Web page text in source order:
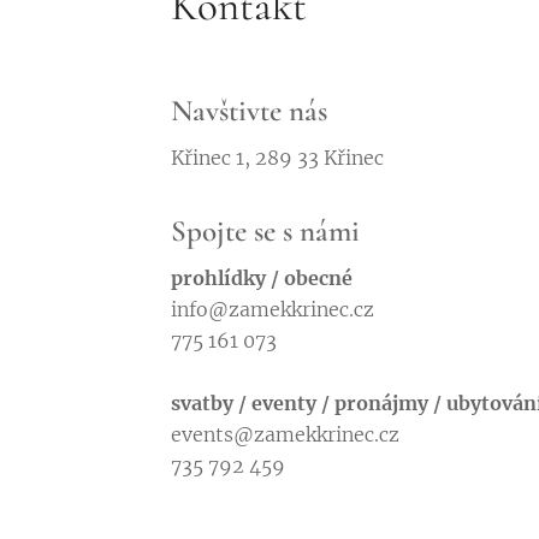
Navštivte nás
Křinec 1, 289 33 Křinec
Spojte se s námi
prohlídky / obecné
info@zamekkrinec.cz
775 161 073
svatby / eventy / pronájmy /
events@zamekkrinec.cz
735 792 459